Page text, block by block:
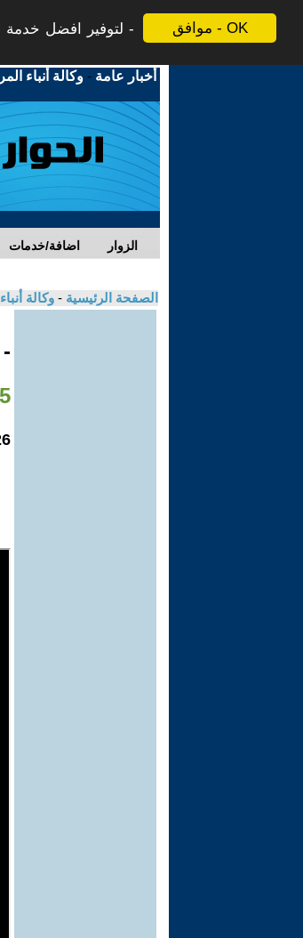
موافق - OK
لتوفير افضل خدمة
أخبار عامة -وكالة أنباء
اضافة/خدمات الزوار
الصفحة الرئيسية - وكالة
-
7